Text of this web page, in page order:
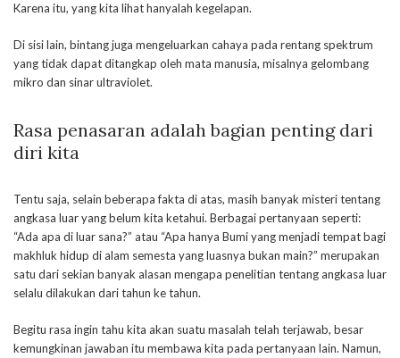
Karena itu, yang kita lihat hanyalah kegelapan.
Di sisi lain, bintang juga mengeluarkan cahaya pada rentang spektrum
yang tidak dapat ditangkap oleh mata manusia, misalnya gelombang
mikro dan sinar ultraviolet.
Rasa penasaran adalah bagian penting dari
diri kita
Tentu saja, selain beberapa fakta di atas, masih banyak misteri tentang
angkasa luar yang belum kita ketahui. Berbagai pertanyaan seperti:
“Ada apa di luar sana?” atau “Apa hanya Bumi yang menjadi tempat bagi
makhluk hidup di alam semesta yang luasnya bukan main?” merupakan
satu dari sekian banyak alasan mengapa penelitian tentang angkasa luar
selalu dilakukan dari tahun ke tahun.
Begitu rasa ingin tahu kita akan suatu masalah telah terjawab, besar
kemungkinan jawaban itu membawa kita pada pertanyaan lain. Namun,